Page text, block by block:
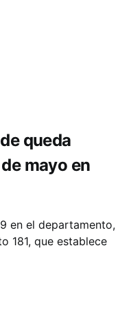
queda
mayo en
en el departamento,
181, que establece